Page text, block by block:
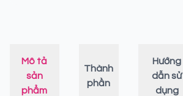
Mô tả
sản
phẩm
Thành
phần
Hướng
dẫn sử
dụng